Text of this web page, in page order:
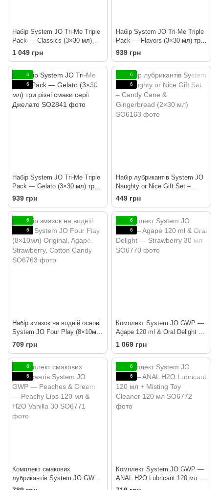
Набір System JO Tri-Me Triple
Pack — Classics (3×30 мл)
водна, силіконова та смакова
1 049 грн
Набір System JO Tri-Me Triple
Pack — Flavors (3×30 мл) три
різні смаки оральних змазок
939 грн
6
6
Набір System JO Tri-Me Triple
Pack — Gelato (3×30 мл) три
різні смаки серії Джелато
939 грн
6
6
Набір лубрикантів System JO
Naughty or Nice Gift Set –
Candy Cane & Gingerbread
(2×30 мл)
449 грн
6
6
Набір змазок на водній основі
System JO Four Play (8×10мл)
Original, Agapé, Strawberry,
Cotton Candy
709 грн
6
6
Комплект System JO GWP —
Agape 120 ml & Oral Delight —
Strawberry 30 мл
1 069 грн
6
6
Комплект смакових
лубрикантів System JO GWP
— Peaches & Cream —
6
6
Комплект System JO GWP —
ANAL H2O Lubricant 120 мл +
Misting Toy Cleaner 120 мл